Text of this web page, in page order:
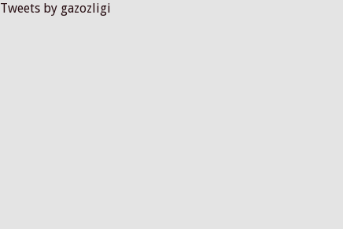
Tweets by gazozligi